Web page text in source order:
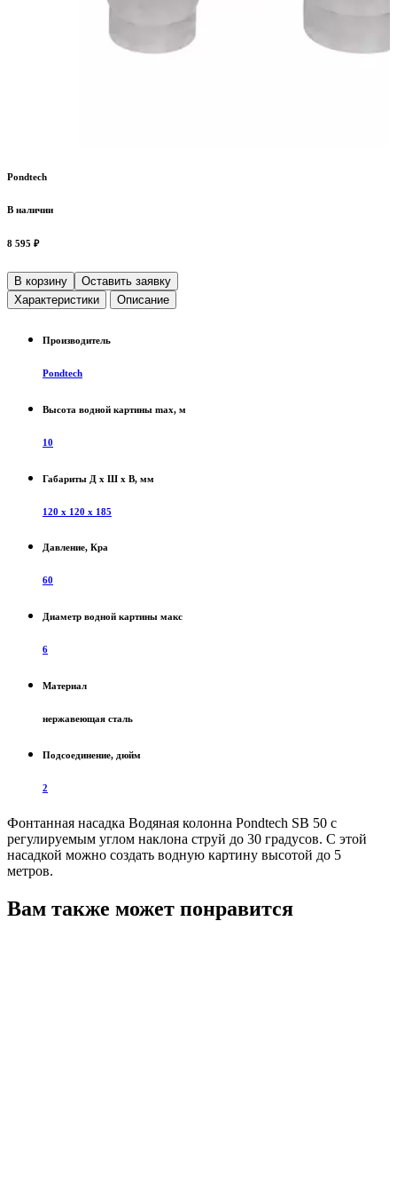
Pondtech
В наличии
8 595 ₽
В корзину
Оставить заявку
Характеристики
Описание
Производитель
Pondtech
Высота водной картины max, м
10
Габариты Д х Ш х В, мм
120 х 120 х 185
Давление, Кра
60
Диаметр водной картины макс
6
Материал
нержавеющая сталь
Подсоединение, дюйм
2
Фонтанная насадка Водяная колонна Pondtech SB 50 с
регулируемым углом наклона струй до 30 градусов. С этой
насадкой можно создать водную картину высотой до 5
метров.
Вам также может понравится